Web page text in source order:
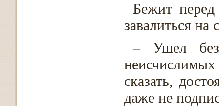
Бежит
завалиться на
– Ушел
сказать,
даже не